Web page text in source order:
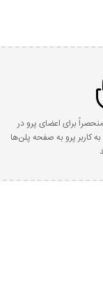
برای اعضای پرو در
پرو به صفحه پلن‌ها